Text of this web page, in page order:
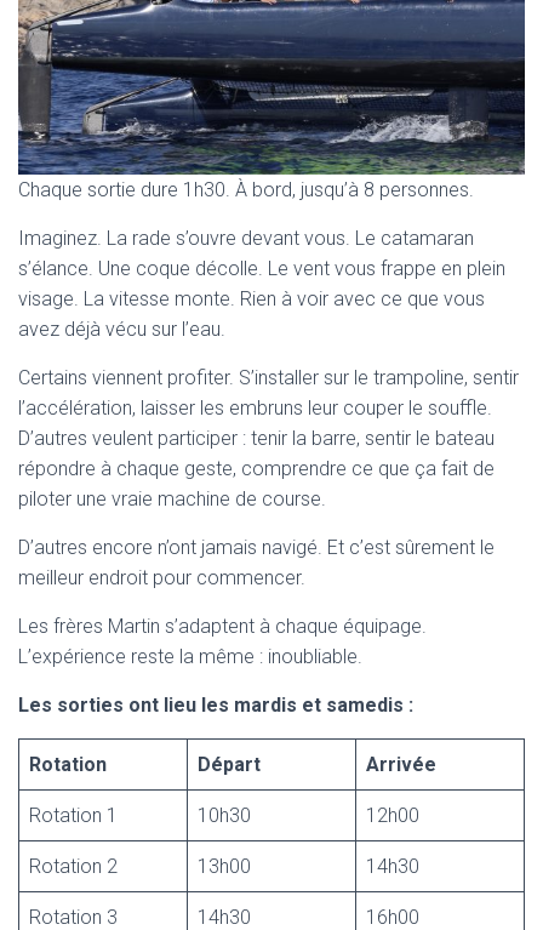
Chaque sortie dure 1h30. À bord, jusqu’à 8 personnes.
Imaginez. La rade s’ouvre devant vous. Le catamaran
s’élance. Une coque décolle. Le vent vous frappe en plein
visage. La vitesse monte. Rien à voir avec ce que vous
avez déjà vécu sur l’eau.
Certains viennent profiter. S’installer sur le trampoline, sentir
l’accélération, laisser les embruns leur couper le souffle.
D’autres veulent participer : tenir la barre, sentir le bateau
répondre à chaque geste, comprendre ce que ça fait de
piloter une vraie machine de course.
D’autres encore n’ont jamais navigé. Et c’est sûrement le
meilleur endroit pour commencer.
Les frères Martin s’adaptent à chaque équipage.
L’expérience reste la même : inoubliable.
Les sorties ont lieu les mardis et samedis :
Rotation Départ Arrivée
Rotation 1 10h30 12h00
Rotation 2 13h00 14h30
Rotation 3 14h30
16h00